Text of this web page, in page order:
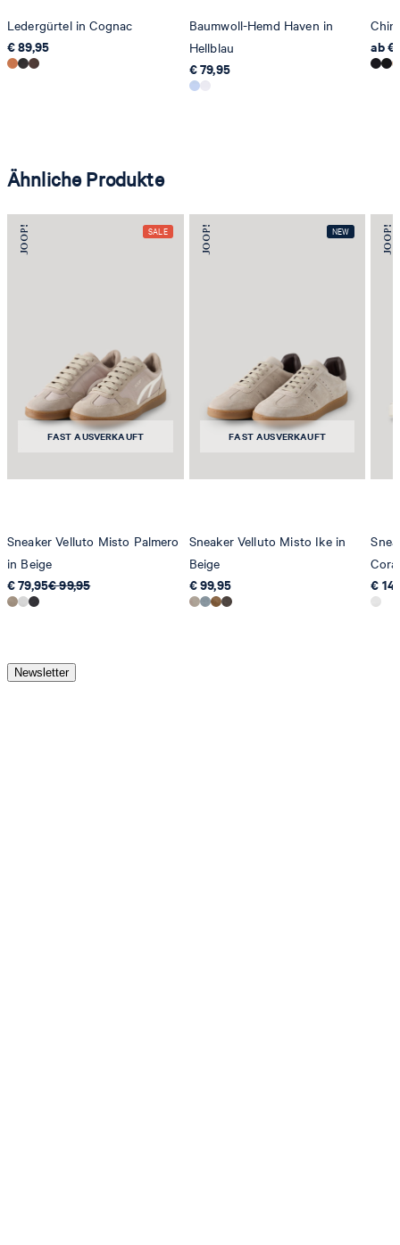
Ledergürtel in Cognac
€ 89,95
Baumwoll-Hemd Haven in
Hellblau
€ 79,95
ab €
Ähnliche Produkte
FAST AUSVERKAUFT
Sneaker Velluto Misto Palmero
in Beige
€ 79,95€ 99,95
FAST AUSVERKAUFT
Sneaker Velluto Misto Ike in
Beige
€ 99,95
€
Newsletter